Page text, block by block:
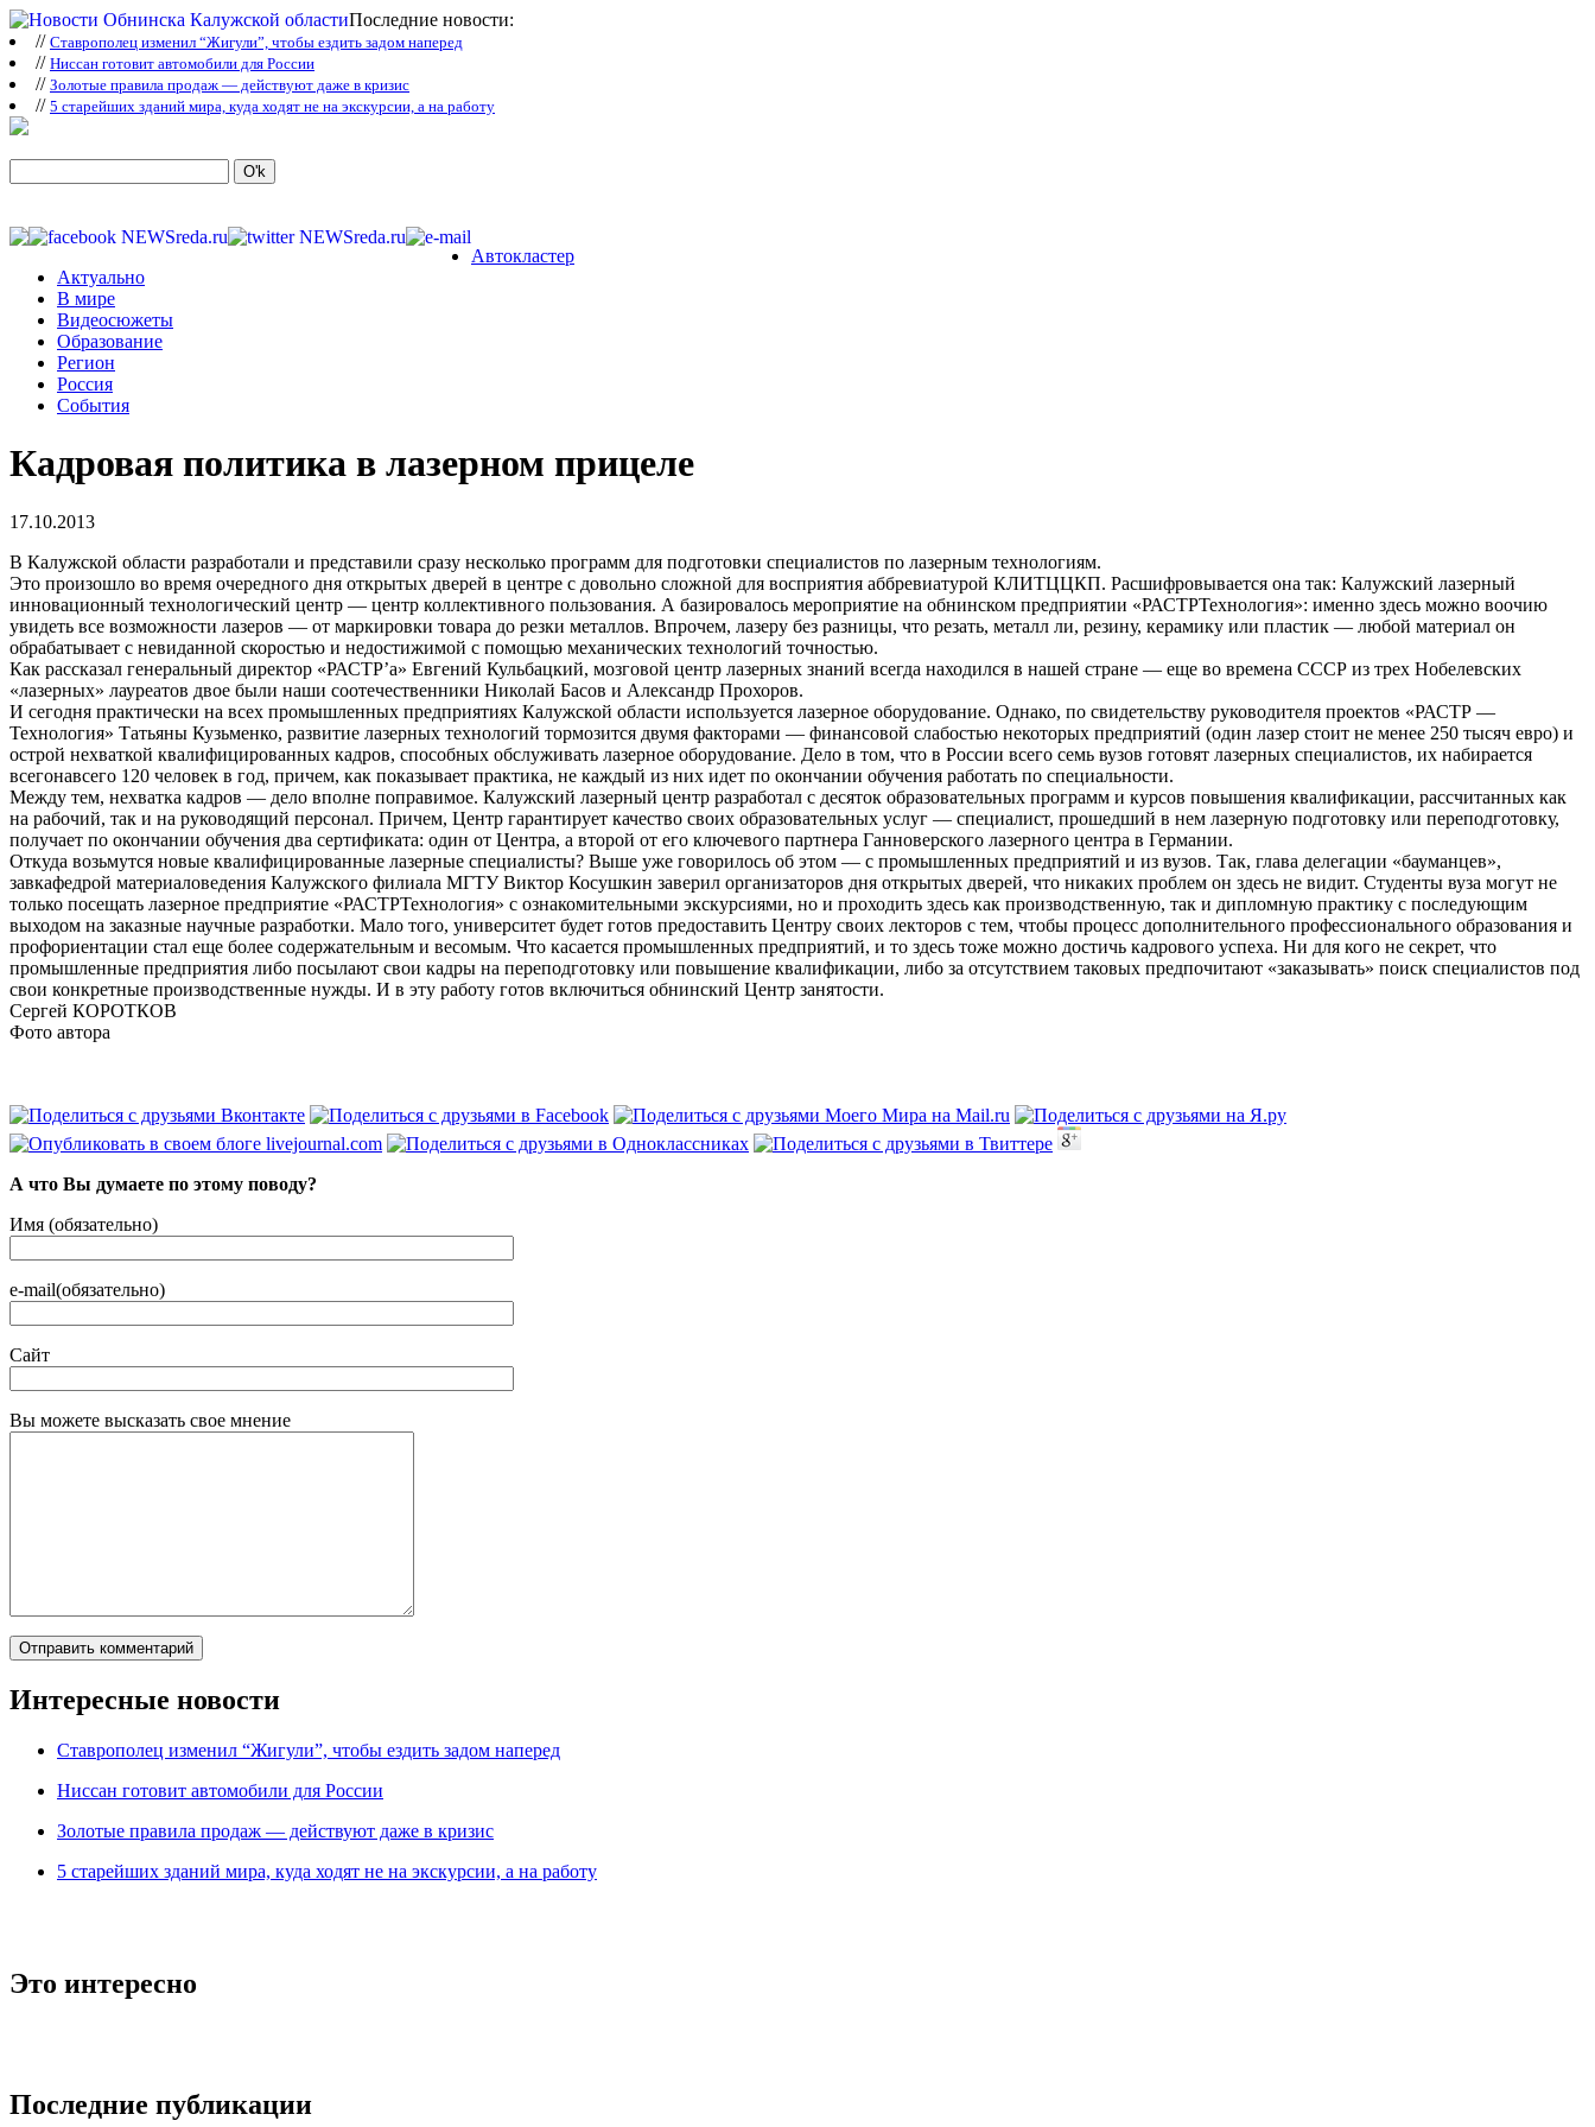
Последние новости:
// Ставрополец изменил “Жигули”, чтобы ездить задом наперед
// Ниссан готовит автомобили для России
// Зoлoтые прaвилa продаж — действуют даже в кризис
// 5 старейших зданий мира, куда ходят не на экскурсии, а на работу
Автокластер
Актуально
В мире
Видеосюжеты
Образование
Регион
Россия
События
Кадровая политика в лазерном прицеле
17.10.2013
В Калужской области разработали и представили сразу несколько программ для подготовки специалистов по лазерным технологиям.
Это произошло во время очередного дня открытых дверей в центре с довольно сложной для восприятия аббревиатурой КЛИТЦ­ЦКП. Расшифровывается она так: Калужский лазерный
инновационный технологический центр — центр коллективного пользования. А базировалось мероприятие на обнинском предприятии «РАСТР­Технология»: именно здесь можно воочию
увидеть все возможности лазеров — от маркировки товара до резки металлов. Впрочем, лазеру без разницы, что резать, металл ли, резину, керамику или пластик — любой материал он
обрабатывает с невиданной скоростью и недостижимой с помощью механических технологий точностью.
Как рассказал генеральный директор «РАСТР’а» Евгений Кульбацкий, мозговой центр лазерных знаний всегда находился в нашей стране — еще во времена СССР из трех Нобелевских
«лазерных» лауреатов двое были наши сооте­чественники Николай Басов и Александр Прохоров.
И сегодня практически на всех промышленных предприятиях Калужской области используется лазерное оборудование. Однако, по свидетельству руководителя проектов «РАСТР —
Технология» Татьяны Кузьменко, развитие лазерных технологий тормозится двумя факторами — финансовой слабостью некоторых предприятий (один лазер стоит не менее 250 тысяч евро) и
острой нехваткой квалифицированных кадров, способных обслуживать лазерное оборудование. Дело в том, что в России всего семь вузов готовят лазерных специалистов, их набирается
всего­навсего 120 человек в год, причем, как показывает практика, не каждый из них идет по окончании обучения работать по специальности.
Между тем, нехватка кадров — дело вполне поправимое. Калужский лазерный центр разработал с десяток образовательных программ и курсов повышения квалификации, рассчитанных как
на рабочий, так и на руководящий персонал. Причем, Центр гарантирует качество своих образовательных услуг — специалист, прошедший в нем лазерную подготовку или переподготовку,
получает по окончании обучения два сертификата: один от Центра, а второй от его ключевого партнера Ганноверского лазерного центра в Германии.
Откуда возьмутся новые квалифицированные лазерные специалисты? Выше уже говорилось об этом — с промышленных предприятий и из вузов. Так, глава делегации «бауманцев»,
завкафедрой материаловедения Калужского филиала МГТУ Виктор Косушкин заверил организаторов дня открытых дверей, что никаких проблем он здесь не видит. Студенты вуза могут не
только посещать лазерное предприятие «РАСТР­Технология» с ознакомительными экскурсиями, но и проходить здесь как производственную, так и дипломную практику с последующим
выходом на заказные научные разработки. Мало того, университет будет готов предоставить Центру своих лекторов с тем, чтобы процесс дополнительного профессионального образования и
профориентации стал еще более содержательным и весомым. Что касается промышленных предприятий, и то здесь тоже можно достичь кадрового успеха. Ни для кого не секрет, что
промышленные предприятия либо посылают свои кадры на переподготовку или повышение квалификации, либо за отсутствием таковых предпочитают «заказывать» поиск специалистов под
свои конкретные производственные нужды. И в эту работу готов включиться обнинский Центр занятости.
Сергей КОРОТКОВ
Фото автора
А что Вы думаете по этому поводу?
Имя (обязательно)
e-mail(обязательно)
Сайт
Вы можете высказать свое мнение
Интересные новости
Ставрополец изменил “Жигули”, чтобы ездить задом наперед
Ниссан готовит автомобили для России
Зoлoтые прaвилa продаж — действуют даже в кризис
5 старейших зданий мира, куда ходят не на экскурсии, а на работу
Это интересно
Последние публикации